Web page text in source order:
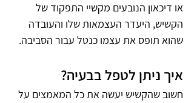
או דיכאון הנובעים מקשיי התפקוד של
הקשיש, היעדר העצמאות שלו והעובדה
שהוא תופס את עצמו כנטל עבור הסביבה.
איך ניתן לטפל בבעיה?
חשוב שהקשיש יעשה את כל המאמצים על